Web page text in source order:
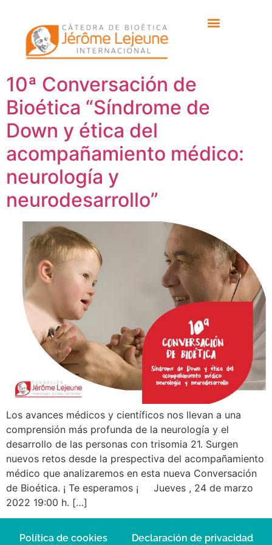
Etiqueta: Síndrome
Down
10ª Conversación de
Bioética “Síndrome de
Down y ética del
acompañamiento médico:
neurología y
neurodesarrollo”
Los avances médicos y científicos nos llevan a una
comprensión más profunda de la neurología y el
desarrollo de las personas con trisomia 21. Surgen
nuevos retos desde la prespectiva del acompañamiento
médico que analizaremos en esta nueva Conversación
de Bioética. ¡ Te esperamos ¡ Jueves , 24 de marzo
2022 19:00 h. […]
Política de cookies Declaración de privacidad